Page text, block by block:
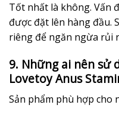
Tốt nhất là không. Vấn
được đặt lên hàng đầu.
riêng để ngăn ngừa rủi
9. Những ai nên sử
Lovetoy Anus
Sản phẩm phù hợp cho